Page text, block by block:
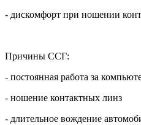
- дискомфорт при ношении
Причины ССГ:
- постоянная работа за
- ношение контактных линз
- длительное вождение